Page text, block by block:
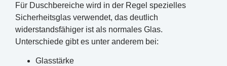
Für Duschbereiche wird in der Regel spezielles
Sicherheitsglas verwendet, das deutlich
widerstandsfähiger ist als normales Glas.
Unterschiede gibt es unter anderem bei:
Glasstärke